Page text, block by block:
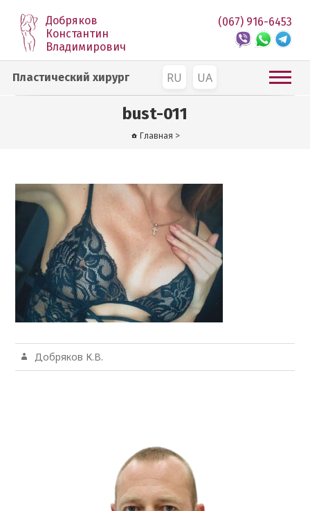
Добряков
Константин
Владимирович
RU UA
(067) 916-6453
Пластический хирург
bust-011
Главная >
Добряков К.В.